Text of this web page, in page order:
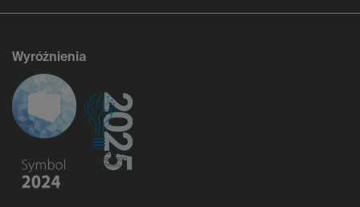
Wyróżnienia